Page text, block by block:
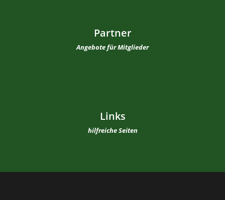
Partner
Angebote für Mitglieder
Links
hilfreiche Seiten